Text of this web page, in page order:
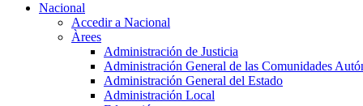
Nacional
Accedir a Nacional
Àrees
Administración de Justicia
Administración General de las Comunidades
Administración General del Estado
Administración Local